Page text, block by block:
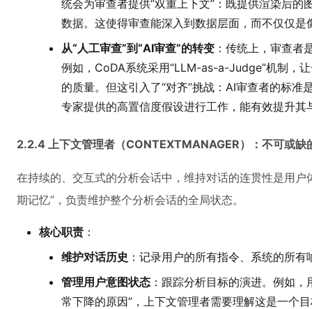
统会为审查者提供“双重上下文”：既提供渲染后
数据。这使得审查能深入到数据层面，而不仅仅是
从“人工审查”到“AI审查”的转变 ：传统上，审查者
例如，CoDA系统采用“LLM-as-a-Judge”机制，
的质量。但这引入了“对齐”挑战：AI审查者的标
专家提供的高置信度假设进行工作，能有效提升其
2.2.4 上下文管理者（CONTEXTMANAGER）：不可或缺
在持续的、交互式的分析会话中，维持对话的连贯性是用
期记忆”，负责维护整个分析会话的全局状态。
核心职责 ：
维护对话历史 ：记录用户的所有指令、系统的所
管理用户意图状态 ：跟踪分析目标的演进。例如
常下降的原因”，上下文管理者需要理解这是一个